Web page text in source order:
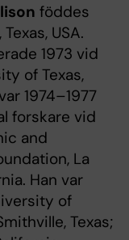
föddes
USA.
1973 vid
of Texas,
1974–1977
forskare vid
and
La
Han var
of
Texas;